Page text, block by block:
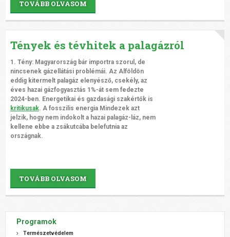
TOVÁBB OLVASOM
Tények és tévhitek a palagázról
1. Tény: Magyarország bár importra szorul, de
nincsenek gázellátási problémái. Az Alföldön
eddig kitermelt palagáz elenyésző, csekély, az
éves hazai gázfogyasztás 1%-át sem fedezte
2024-ben. Energetikai és gazdasági szakértők is
kritikusak. A fosszilis energia Mindezek azt
jelzik, hogy nem indokolt a hazai palagáz-láz, nem
kellene ebbe a zsákutcába belefutnia az
országnak.
TOVÁBB OLVASOM
Programok
Természetvédelem